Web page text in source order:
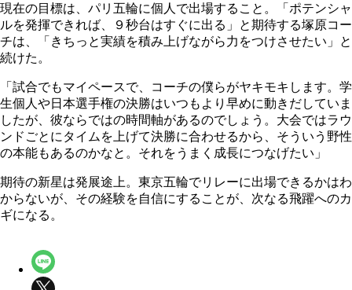
現在の目標は、パリ五輪に個人で出場すること。「ポテンシャ
ルを発揮できれば、９秒台はすぐに出る」と期待する塚原コー
チは、「きちっと実績を積み上げながら力をつけさせたい」と
続けた。
「試合でもマイペースで、コーチの僕らがヤキモキします。学
生個人や日本選手権の決勝はいつもより早めに動きだしていま
したが、彼ならではの時間軸があるのでしょう。大会ではラウ
ンドごとにタイムを上げて決勝に合わせるから、そういう野性
の本能もあるのかなと。それをうまく成長につなげたい」
期待の新星は発展途上。東京五輪でリレーに出場できるかはわ
からないが、その経験を自信にすることが、次なる飛躍へのカ
ギになる。